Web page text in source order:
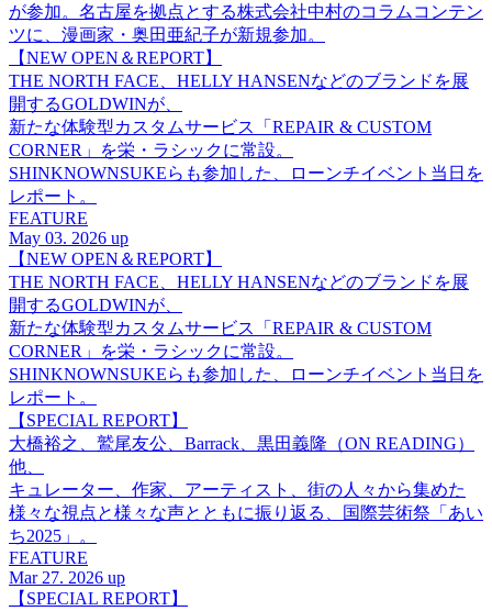
が参加。名古屋を拠点とする株式会社中村のコラムコンテン
ツに、漫画家・奥田亜紀子が新規参加。
【NEW OPEN＆REPORT】
THE NORTH FACE、HELLY HANSENなどのブランドを展
開するGOLDWINが、
新たな体験型カスタムサービス「REPAIR & CUSTOM
CORNER」を栄・ラシックに常設。
SHINKNOWNSUKEらも参加した、ローンチイベント当日を
レポート。
FEATURE
May 03. 2026 up
【NEW OPEN＆REPORT】
THE NORTH FACE、HELLY HANSENなどのブランドを展
開するGOLDWINが、
新たな体験型カスタムサービス「REPAIR & CUSTOM
CORNER」を栄・ラシックに常設。
SHINKNOWNSUKEらも参加した、ローンチイベント当日を
レポート。
【SPECIAL REPORT】
大橋裕之、鷲尾友公、Barrack、黒田義隆（ON READING）
他、
キュレーター、作家、アーティスト、街の人々から集めた
様々な視点と様々な声とともに振り返る、国際芸術祭「あい
ち2025」。
FEATURE
Mar 27. 2026 up
【SPECIAL REPORT】